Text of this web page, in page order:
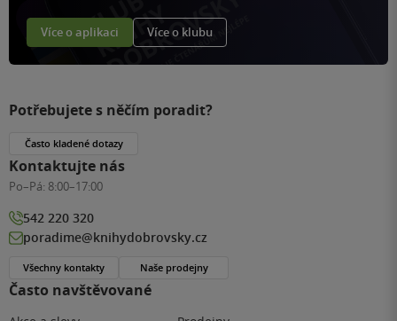
Více o aplikaci Více o klubu
Často navštěvované
Potřebujete s něčím poradit?
Často kladené dotazy
Kontaktujte nás
Po–Pá: 8:00–17:00
542 220 320
poradime@knihydobrovsky.cz
Všechny kontakty Naše prodejny